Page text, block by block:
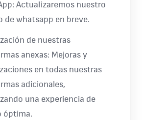
Actualizaremos nuestro
de whatsapp en breve.
de nuestras
anexas: Mejoras y
en todas nuestras
adicionales,
una experiencia de
óptima.